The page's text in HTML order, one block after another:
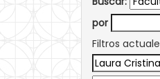
por
Filtros